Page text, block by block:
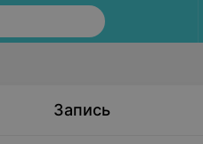
Запись